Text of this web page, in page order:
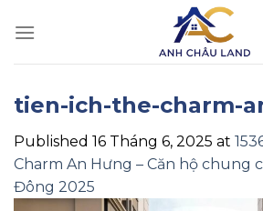
tien-ich-the-charm-
Published 16 Tháng 6, 2025 at
Charm An Hưng – Căn hộ chung
Đông 2025